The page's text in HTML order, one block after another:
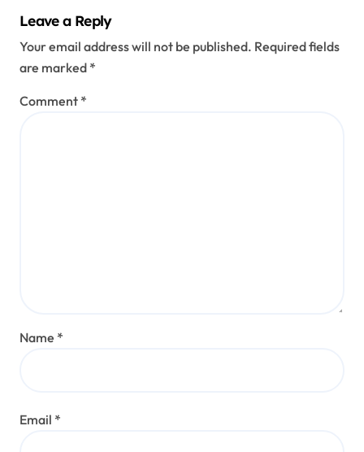
Leave a Reply
Your email address will not be published. Required fields
are marked *
Comment *
Name *
Email *